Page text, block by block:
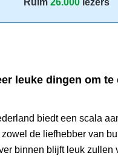
Ruim 26.000 lezers
leuke dingen om te
biedt een scala
de liefhebber van
binnen blijft leuk zullen